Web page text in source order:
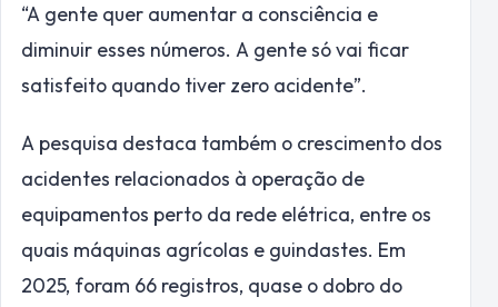
“A gente quer aumentar a consciência e
diminuir esses números. A gente só vai ficar
satisfeito quando tiver zero acidente”.
A pesquisa destaca também o crescimento dos
acidentes relacionados à operação de
equipamentos perto da rede elétrica, entre os
quais máquinas agrícolas e guindastes. Em
2025, foram 66 registros, quase o dobro do